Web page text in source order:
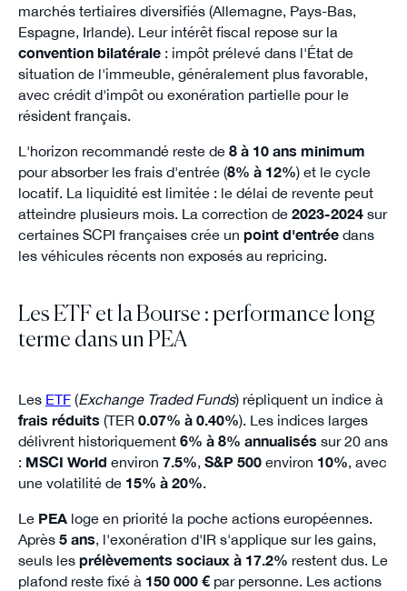
marchés tertiaires diversifiés (Allemagne, Pays-Bas,
Espagne, Irlande). Leur intérêt fiscal repose sur la
convention bilatérale: impôt prélevé dans l'État de
situation de l'immeuble, généralement plus favorable,
avec crédit d'impôt ou exonération partielle pour le
résident français.
L'horizon recommandé reste de 8 à 10 ans minimum
pour absorber les frais d'entrée (8% à 12%) et le cycle
locatif. La liquidité est limitée : le délai de revente peut
atteindre plusieurs mois. La correction de 2023-2024sur
certaines SCPI françaises crée un point d'entréedans
les véhicules récents non exposés au repricing.
Les ETF et la Bourse : performance long
terme dans un PEA
Les ETF(Exchange Traded Funds) répliquent un indice à
frais réduits (TER 0.07% à 0.40%). Les indices larges
délivrent historiquement 6% à 8% annualisés sur 20 ans
: MSCI World environ 7.5%, S&P 500environ 10%, avec
une volatilité de 15% à 20%.
Le PEAloge en priorité la poche actions européennes.
Après 5 ans, l'exonération d'IR s'applique sur les gains,
seuls les prélèvements sociaux à 17.2% restent dus. Le
plafond reste fixé à 150 000 €par personne. Les actions